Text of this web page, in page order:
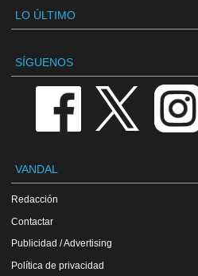
LO ÚLTIMO
SÍGUENOS
VANDAL
Redacción
Contactar
Publicidad / Advertising
Política de privacidad